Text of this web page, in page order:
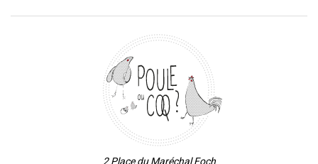
2 Place du Maréchal Foch